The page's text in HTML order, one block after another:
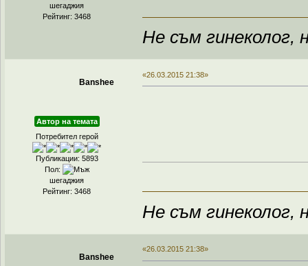
шегаджия
Рейтинг: 3468
Не съм гинеколог,
Banshee
Автор на темата
Потребител герой
Публикации: 5893
Пол:
шегаджия
Рейтинг: 3468
«26.03.2015 21:38»
Не съм гинеколог,
Banshee
«26.03.2015 21:38»